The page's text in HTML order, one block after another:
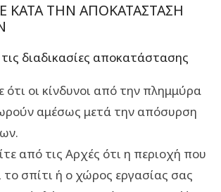
ΚΑΤΑ ΤΗΝ ΑΠΟΚΑΤΑΣΤΑΣΗ
διαδικασίες αποκατάστασης
ότι οι κίνδυνοι από την πλημμύρα
αμέσως μετά την απόσυρση
από τις Αρχές ότι η περιοχή που
το σπίτι ή ο χώρος εργασίας σας